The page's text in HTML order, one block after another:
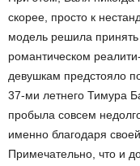
скорее, просто к
модель решила принять
романтическом
девушкам предстояло
37-ми летнего Тимура
пробыла совсем
именно благодаря
Примечательно, что и